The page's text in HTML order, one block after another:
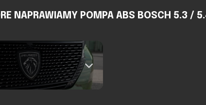
NAPRAWIAMY POMPA ABS BOSCH 5.3 /